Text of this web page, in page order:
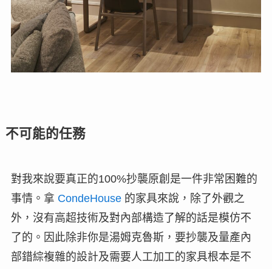
不可能的任務
對我來說要真正的100%抄襲原創是一件非常困難的
事情。拿 CondeHouse的家具來說，除了外觀之
外，沒有高超技術及對內部構造了解的話是模仿不
了的。因此除非你是湯姆克魯斯，要抄襲及量產內
部錯綜複雜的設計及需要人工加工的家具根本是不